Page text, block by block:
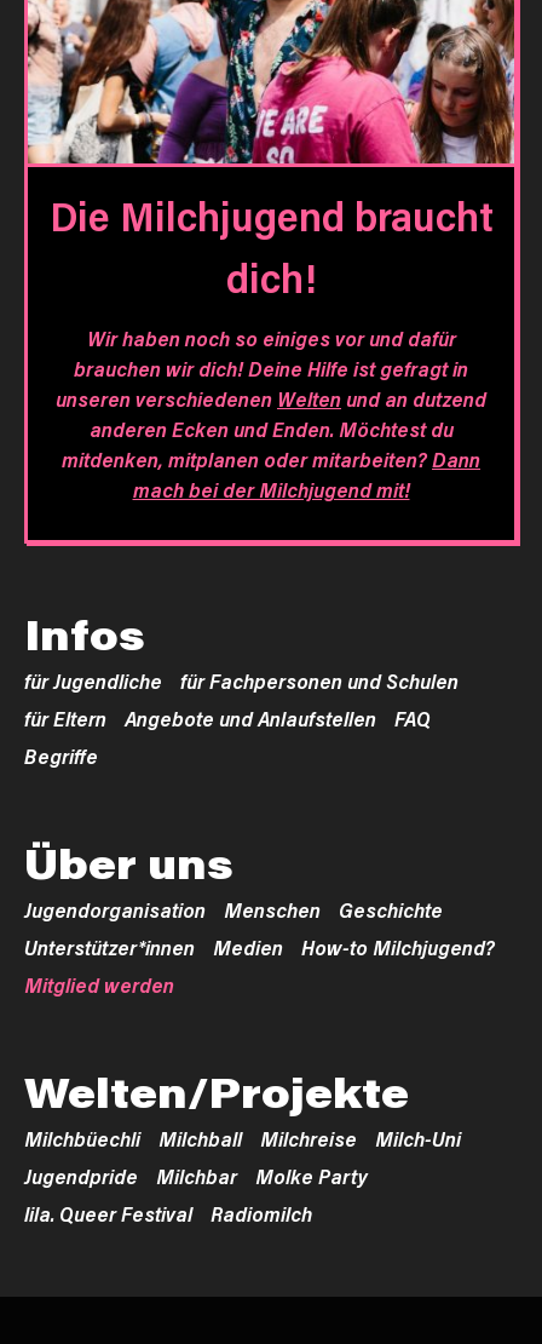
Die Milchjugend braucht
dich!
Wir haben noch so einiges vor und dafür
brauchen wir dich! Deine Hilfe ist gefragt in
unseren verschiedenen Weltenund an dutzend
anderen Ecken und Enden. Möchtest du
mitdenken, mitplanen oder mitarbeiten?Dann
mach bei der Milchjugend mit!
Infos
für Jugendliche
für Fachpersonen und Schulen
für Eltern
Angebote und Anlaufstellen
FAQ
Begriffe
Über uns
Jugendorganisation Menschen
Geschichte
Unterstützer*innen
Medien
How-to Milchjugend?
Mitglied werden
Welten/Projekte
Milchbüechli Milchball Milchreise
Milch-Uni
Jugendpride
Milchbar
Molke Party
lila. Queer Festival
Radiomilch